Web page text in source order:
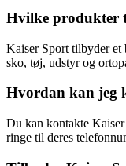
Hvilke produkter
Kaiser Sport tilbyder et
sko, tøj, udstyr og
Hvordan kan jeg
Du kan kontakte Kaiser
ringe til deres